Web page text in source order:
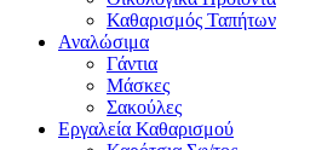
Καθαρισμός Ταπήτων
Αναλώσιμα
Γάντια
Μάσκες
Σακούλες
Εργαλεία Καθαρισμού